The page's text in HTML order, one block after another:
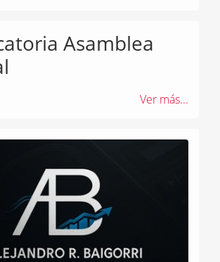
Asamblea
Ver más...